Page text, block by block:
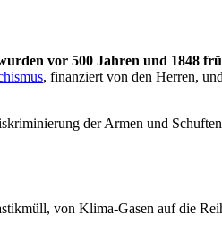
vor 500 Jahren und 1848
, finanziert von den Herren,
der Armen und
von Klima-Gasen auf die